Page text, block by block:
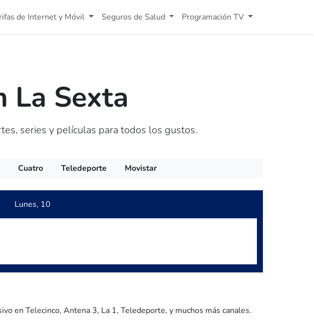
de Internet y Móvil Seguros de Salud Programación TV
La Sexta
series y películas para todos los gustos.
Cuatro Teledeporte Movistar
Lunes, 10
en Telecinco, Antena 3, La 1, Teledeporte, y muchos más canales.